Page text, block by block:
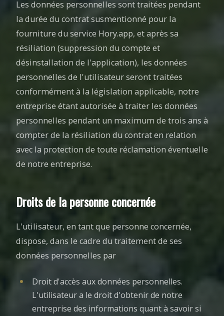
Les données personnelles sont traitées pendant
la durée du contrat susmentionné pour la
fourniture du service Hory.app, et après sa
résiliation (suppression du compte et
désinstallation de l'application), les données
personnelles de l'utilisateur seront traitées
conformément à la législation applicable, notre
entreprise étant autorisée à traiter les données
personnelles pendant un maximum de trois ans à
compter de la résiliation du contrat en relation
avec la protection de toute réclamation éventuelle
de notre entreprise.
Droits de la personne concernée
L'utilisateur, en tant que personne concernée,
dispose, dans le cadre du traitement de ses
données personnelles par
Droit d'accès aux données personnelles.
L'utilisateur a le droit d'obtenir de notre
entreprise des informations quant à savoir si